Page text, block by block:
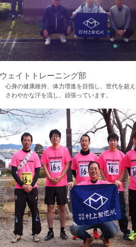
ウェイトトレーニング部
心身の健康維持、体力増進を目指し、世代を超
さわやかな汗を流し、頑張っています。